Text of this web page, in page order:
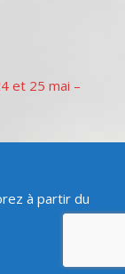
et 25 mai –
à partir du